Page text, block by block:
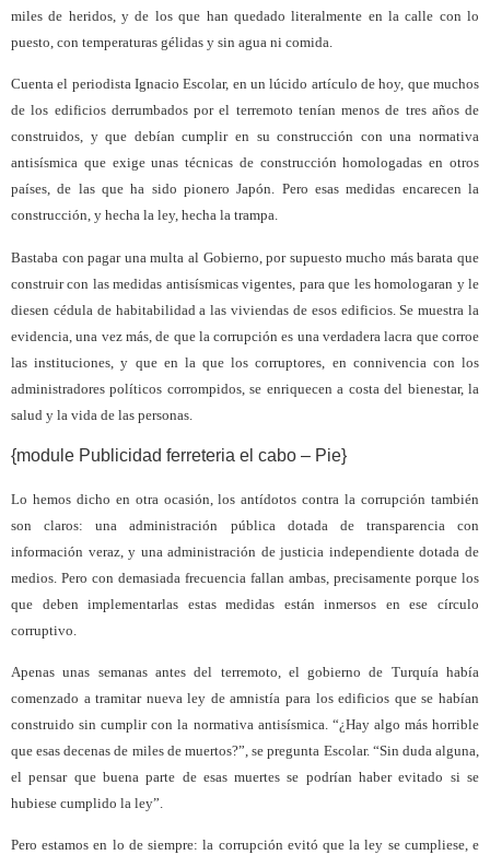
miles de heridos, y de los que han quedado literalmente en la calle con lo
puesto, con temperaturas gélidas y sin agua ni comida.
Cuenta el periodista Ignacio Escolar, en un lúcido artículo de hoy, que muchos
de los edificios derrumbados por el terremoto tenían menos de tres años de
construidos, y que debían cumplir en su construcción con una normativa
antisísmica que exige unas técnicas de construcción homologadas en otros
países, de las que ha sido pionero Japón. Pero esas medidas encarecen la
construcción, y hecha la ley, hecha la trampa.
Bastaba con pagar una multa al Gobierno, por supuesto mucho más barata que
construir con las medidas antisísmicas vigentes, para que les homologaran y le
diesen cédula de habitabilidad a las viviendas de esos edificios. Se muestra la
evidencia, una vez más, de que la corrupción es una verdadera lacra que corroe
las instituciones, y que en la que los corruptores, en connivencia con los
administradores políticos corrompidos, se enriquecen a costa del bienestar, la
salud y la vida de las personas.
{module Publicidad ferreteria el cabo – Pie}
Lo hemos dicho en otra ocasión, los antídotos contra la corrupción también
son claros: una administración pública dotada de transparencia con
información veraz, y una administración de justicia independiente dotada de
medios. Pero con demasiada frecuencia fallan ambas, precisamente porque los
que deben implementarlas estas medidas están inmersos en ese círculo
corruptivo.
Apenas unas semanas antes del terremoto, el gobierno de Turquía había
comenzado a tramitar nueva ley de amnistía para los edificios que se habían
construido sin cumplir con la normativa antisísmica. “¿Hay algo más horrible
que esas decenas de miles de muertos?”, se pregunta Escolar. “Sin duda alguna,
el pensar que buena parte de esas muertes se podrían haber evitado si se
hubiese cumplido la ley”.
Pero estamos en lo de siempre: la corrupción evitó que la ley se cumpliese, e